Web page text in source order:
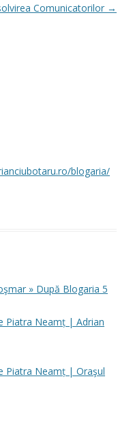
Comunicatorilor →
blogaria/
» După Blogaria 5
Piatra Neamț | Adrian
Piatra Neamț | Oraşul